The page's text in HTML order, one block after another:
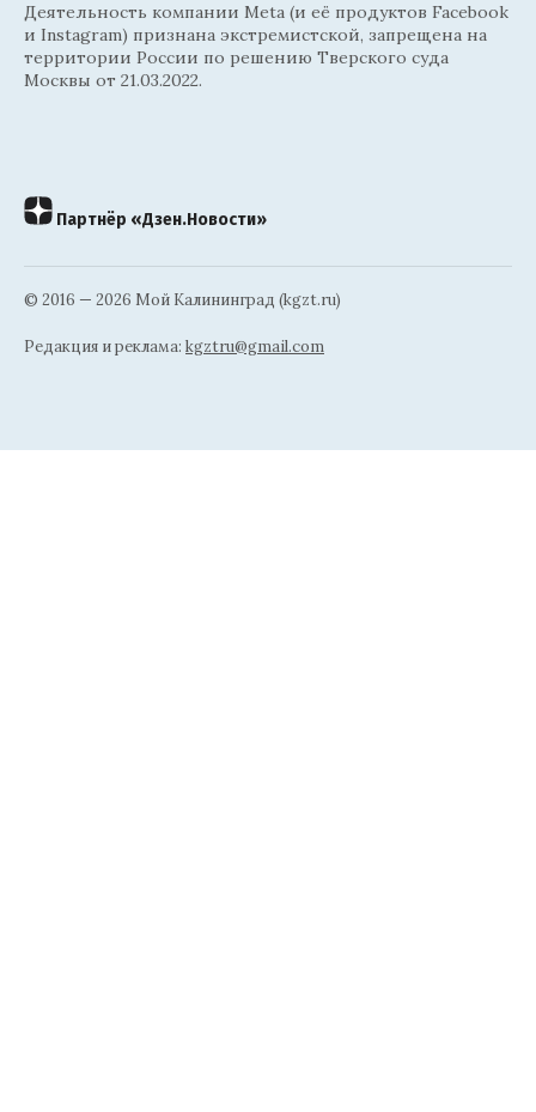
Деятельность компании Meta (и её продуктов Facebook
и Instagram) признана экстремистской, запрещена на
территории России по решению Тверского суда
Москвы от 21.03.2022.
Партнёр «Дзен.Новости»
© 2016 — 2026 Мой Калининград (kgzt.ru)
Редакция и реклама: kgztru@gmail.com